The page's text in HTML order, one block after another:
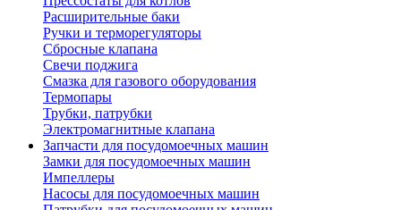
Расширительные баки
Ручки и терморегуляторы
Сбросные клапана
Свечи поджига
Смазка для газового оборудования
Термопары
Трубки, патрубки
Электромагнитные клапана
Запчасти для посудомоечных машин
Замки для посудомоечных машин
Импеллеры
Насосы для посудомоечных машин